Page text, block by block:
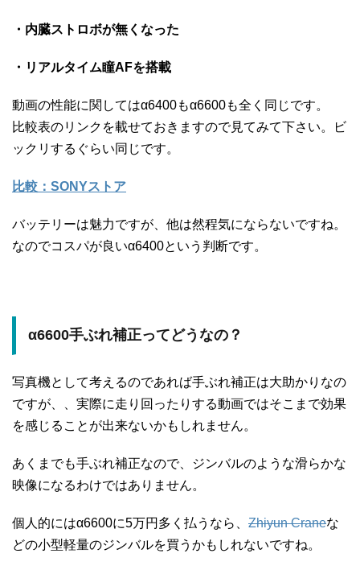
・内臓ストロボが無くなった
・リアルタイム瞳AFを搭載
動画の性能に関してはα6400もα6600も全く同じです。
比較表のリンクを載せておきますので見てみて下さい。ビ
ックリするぐらい同じです。
比較：SONYストア
バッテリーは魅力ですが、他は然程気にならないですね。
なのでコスパが良いα6400という判断です。
α6600手ぶれ補正ってどうなの？
写真機として考えるのであれば手ぶれ補正は大助かりなの
ですが、、実際に走り回ったりする動画ではそこまで効果
を感じることが出来ないかもしれません。
あくまでも手ぶれ補正なので、ジンバルのような滑らかな
映像になるわけではありません。
個人的にはα6600に5万円多く払うなら、 Zhiyun Craneな
どの小型軽量のジンバルを買うかもしれないですね。